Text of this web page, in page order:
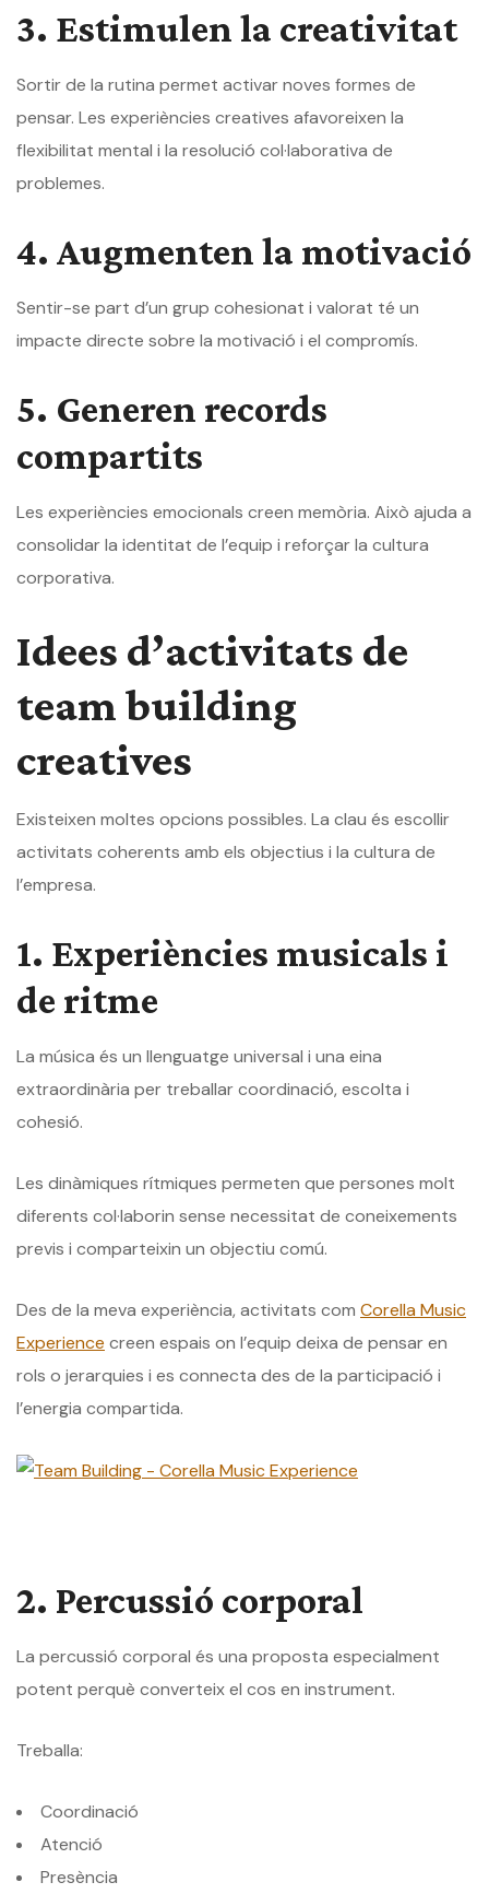
3. Estimulen la creativitat
Sortir de la rutina permet activar noves formes de
pensar. Les experiències creatives afavoreixen la
flexibilitat mental i la resolució col·laborativa de
problemes.
4. Augmenten la motivació
Sentir-se part d’un grup cohesionat i valorat té un
impacte directe sobre la motivació i el compromís.
5. Generen records
compartits
Les experiències emocionals creen memòria. Això ajuda a
consolidar la identitat de l’equip i reforçar la cultura
corporativa.
Idees d’activitats de
team building
creatives
Existeixen moltes opcions possibles. La clau és escollir
activitats coherents amb els objectius i la cultura de
l’empresa.
1. Experiències musicals i
de ritme
La música és un llenguatge universal i una eina
extraordinària per treballar coordinació, escolta i
cohesió.
Les dinàmiques rítmiques permeten que persones molt
diferents col·laborin sense necessitat de coneixements
previs i comparteixin un objectiu comú.
Des de la meva experiència, activitats com Corella Music
Experience creen espais on l’equip deixa de pensar en
rols o jerarquies i es connecta des de la participació i
l’energia compartida.
2. Percussió corporal
La percussió corporal és una proposta especialment
potent perquè converteix el cos en instrument.
Treballa:
Coordinació
Atenció
Presència